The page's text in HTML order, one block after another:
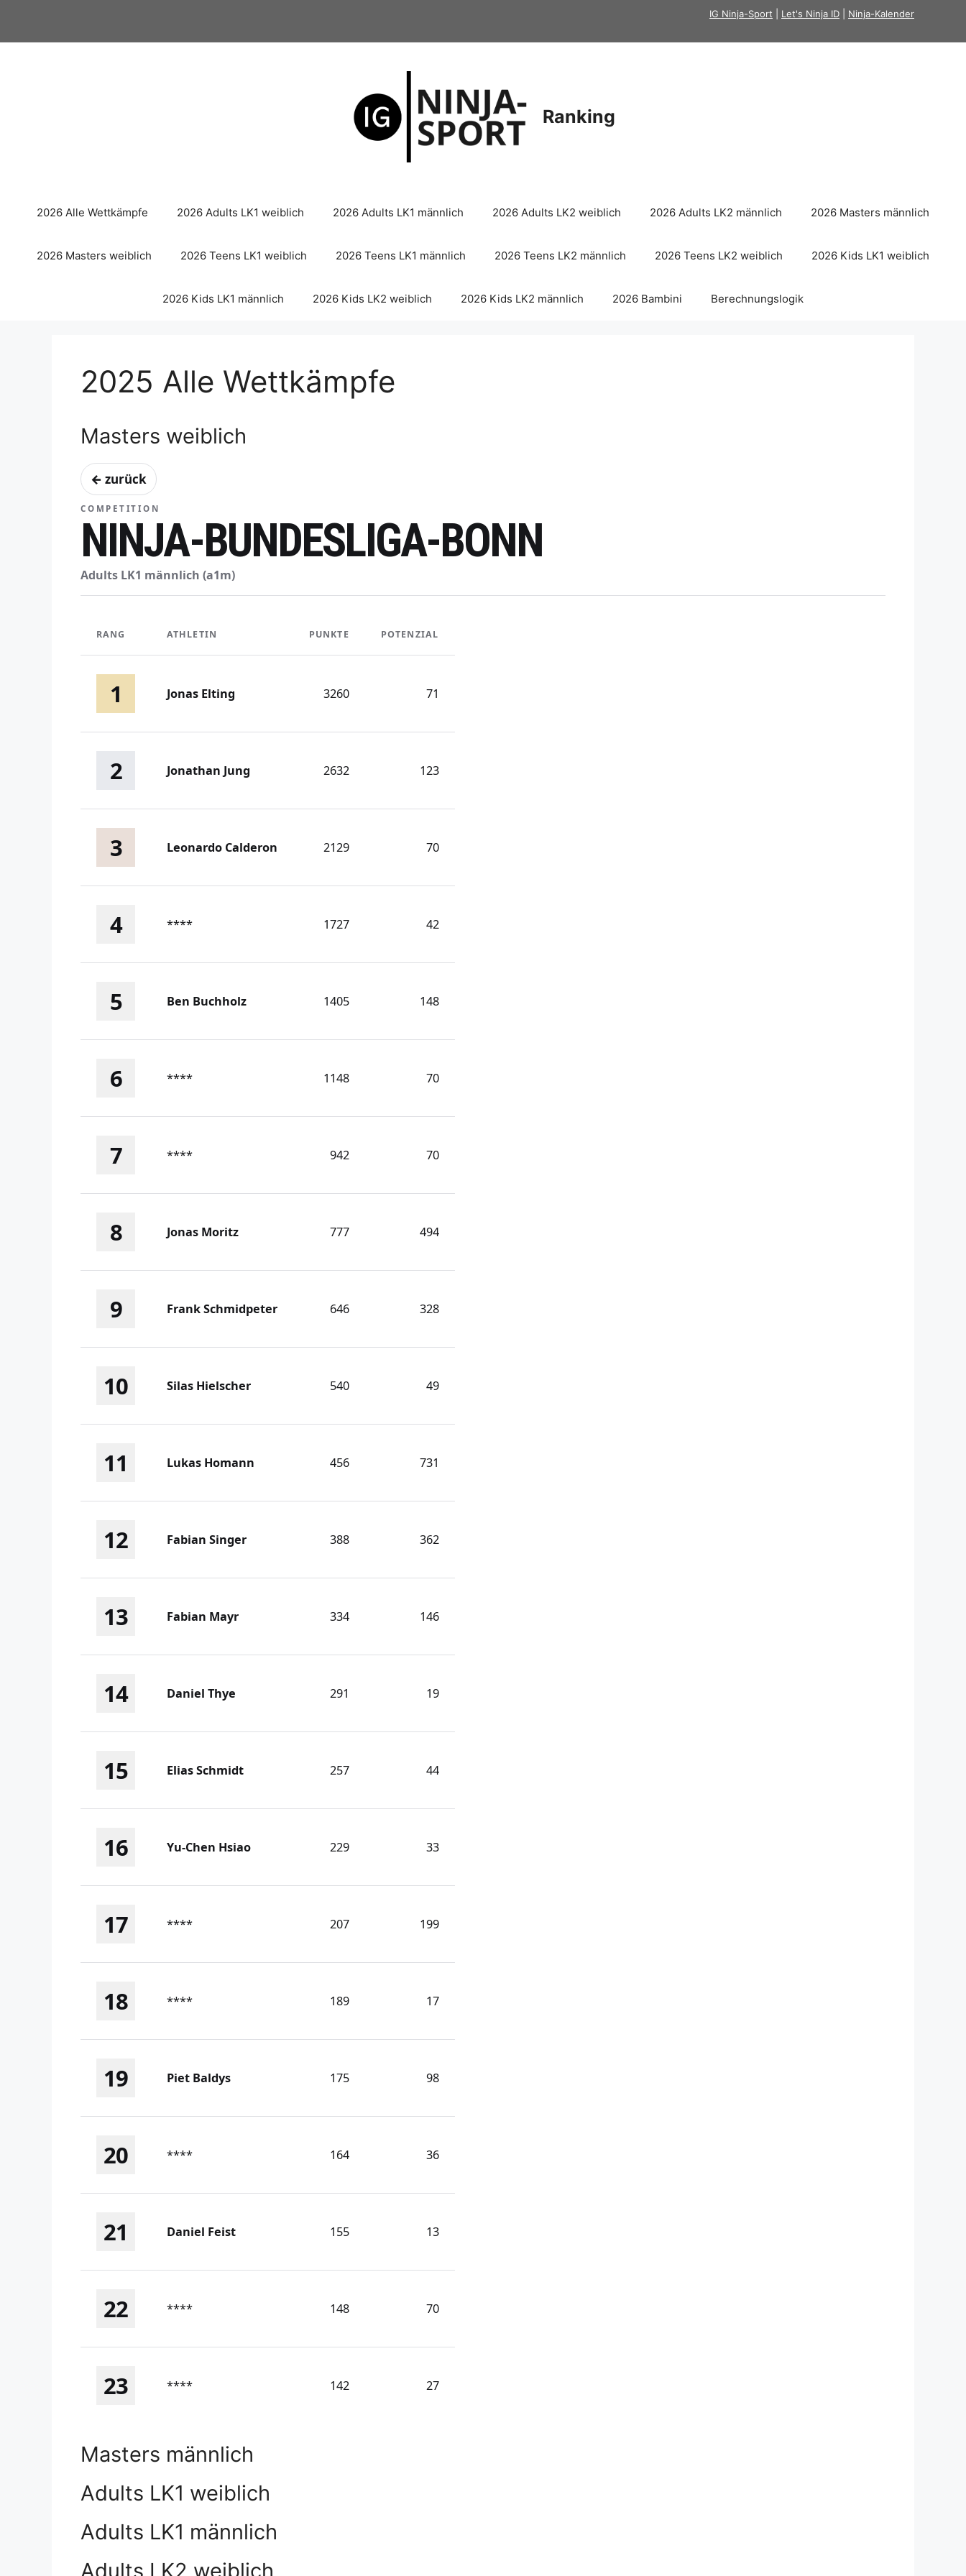
springen
IG Ninja-Sport Let's Ninja ID Ninja-Kalender
Ranking
2026 Alle Wettkämpfe 2026 Adults LK1 weiblich 2026 Adults LK1 männlich 2026 Adults LK2 weiblich 2026 Adults LK2 männlich 2026 Masters männlich
2026 Masters weiblich 2026 Teens LK1 weiblich 2026 Teens LK1 männlich 2026 Teens LK2 männlich 2026 Teens LK2 weiblich 2026 Kids LK1 weiblich
2026 Kids LK1 männlich 2026 Kids LK2 weiblich 2026 Kids LK2 männlich 2026 Bambini Berechnungslogik
2025 Alle Wettkämpfe
Masters weiblich
← zurück
COMPETITION
NINJA-BUNDESLIGA-BONN
Adults LK1 männlich (a1m)
RANG ATHLETIN PUNKTE POTENZIAL
1 Jonas Elting 3260 71
2 Jonathan Jung 2632 123
3 Leonardo Calderon 2129 70
4 **** 1727 42
5 Ben Buchholz 1405 148
6 **** 1148 70
7 **** 942 70
8 Jonas Moritz 777 494
9 Frank Schmidpeter 646 328
10 Silas Hielscher 540 49
11 Lukas Homann 456 731
12 Fabian Singer 388 362
13 Fabian Mayr 334 146
14 Daniel Thye 291 19
15 Elias Schmidt 257 44
16 Yu-Chen Hsiao 229 33
17 **** 207 199
18 **** 189 17
19 Piet Baldys 175 98
20 **** 164 36
21 Daniel Feist 155 13
22 **** 148 70
23 **** 142 27
Masters männlich
Adults LK1 weiblich
Adults LK1 männlich
Adults LK2 weiblich